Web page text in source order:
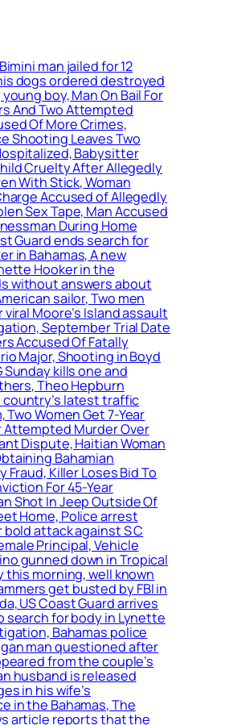
man jailed for 12
dogs ordered destroyed
boy, Man On Bail For
And Two Attempted
Of More Crimes,
Shooting Leaves Two
Babysitter
Cruelty After Allegedly
With Stick, Woman
Accused of Allegedly
Sex Tape, Man Accused
During Home
Guard ends search for
in Bahamas, A new
Hooker in the
without answers about
sailor, Two men
Moore’s Island assault
September Trial Date
Accused Of Fatally
Major, Shooting in Boyd
Sunday kills one and
Theo Hepburn
latest traffic
Women Get 7-Year
Attempted Murder Over
Dispute, Haitian Woman
Bahamian
Fraud, Killer Loses Bid To
For 45-Year
Shot In Jeep Outside Of
Home, Police arrest
attack against S C
Principal, Vehicle
gunned down in Tropical
this morning, well known
get busted by FBI in
US Coast Guard arrives
search for body in Lynette
Bahamas police
man questioned after
from the couple’s
husband is released
in his wife’s
in the Bahamas, The
article reports that the